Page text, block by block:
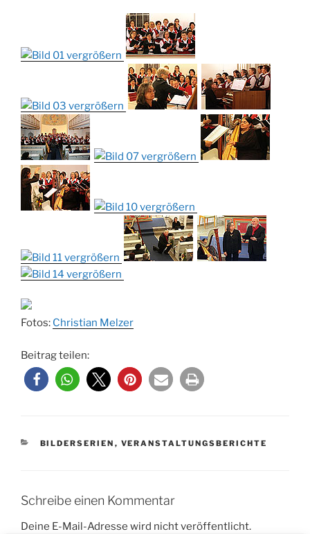
Fotos: Christian Melzer
Beitrag teilen:
KATEGORIEN
BILDERSERIEN , VERANSTALTUNGSBERICHTE
Schreibe einen Kommentar
Deine E-Mail-Adresse wird nicht veröffentlicht.